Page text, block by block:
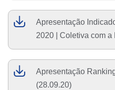
Apresentação
2020 | Coletiva com a
Apresentação
(28.09.20)